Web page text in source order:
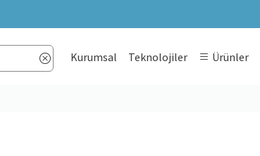
Kurumsal Teknolojiler Ürünler